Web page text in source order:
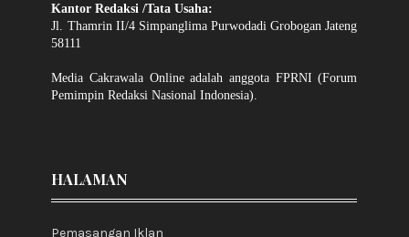
Kantor Redaksi /Tata Usaha:
Jl. Thamrin II/4 Simpanglima Purwodadi Grobogan Jateng
58111
Media Cakrawala Online adalah anggota FPRNI (Forum
Pemimpin Redaksi Nasional Indonesia).
HALAMAN
Pemasangan Iklan